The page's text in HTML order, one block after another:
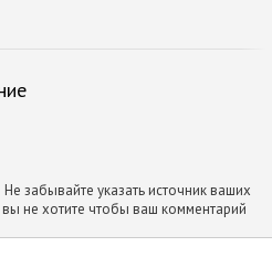
забывайте указать источник ваших
вы не хотите чтобы ваш комментарий